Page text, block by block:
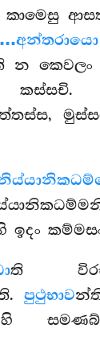
න කෙවලං
කස්සචි.
ති
පුථුභාව